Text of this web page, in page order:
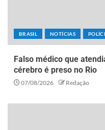
BRASIL NOTÍCIAS
Falso médico que
cérebro é preso no Rio
07/08/2026 Redação